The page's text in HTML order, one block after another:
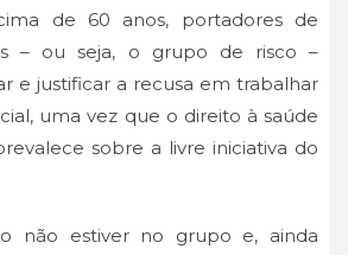
de 60 anos, portadores de
– ou seja, o grupo de risco –
e justificar a recusa em trabalhar
uma vez que o direito à saúde
sobre a livre iniciativa do
não estiver no grupo e, ainda